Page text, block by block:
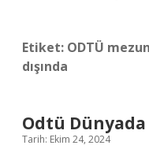
Etiket: ODTÜ
dışında
Odtü Dünyada
Tarih: Ekim 24, 2024